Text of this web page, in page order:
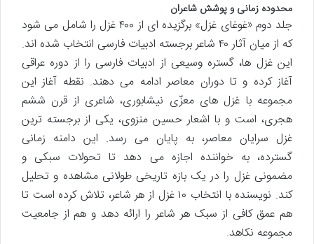
محدوده زمانی و پوشش شاعران
جلد دوم «غوغای غزل» برگزیده ای از ۴۰۰ غزل را شامل می شود
که از میان آثار ۴۰ شاعر برجسته ادبیات فارسی انتخاب شده اند.
این غزل ها، گستره وسیعی از ادبیات فارسی را از دوره عراقی
آغاز کرده و تا دوران معاصر ادامه می دهند. نقطه آغاز این
مجموعه با غزل های معزّی نیشابوری، شاعری از قرن ششم
هجری، است و با اشعار حسین منزوی، یکی از برجسته ترین
غزل سرایان معاصر، به پایان می رسد. این دامنه زمانی
گسترده، به خواننده اجازه می دهد تا تحولات سبکی و
مضمونی غزل را در یک بازه تاریخی طولانی مشاهده و تحلیل
کند. نویسنده با انتخاب ۱۰ غزل از هر شاعر، تلاش کرده است تا
هم عمق کافی از سبک هر شاعر را ارائه دهد و هم از جامعیت
مجموعه نکاهد.